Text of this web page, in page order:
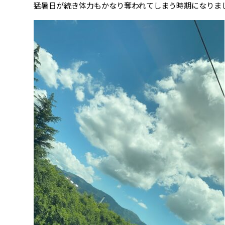
猛暑日が続き体力もかなり奪われてしまう時期になりま